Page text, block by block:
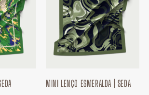
R$ 49,90
através
R$ 65,00
MINI LENÇO ESMERALDA | SEDA
R$ 49,90
através
R$ 65,00